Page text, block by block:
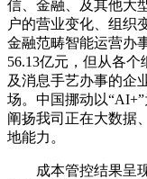
信、金融、及其他大
户的营业变化、组织
金融范畴智能运营办
56.13亿元，但从各
及消息手艺办事的企
场。中国挪动以“AI+”
阐扬我司正在大数据
地能力。
成本管控结果呈现